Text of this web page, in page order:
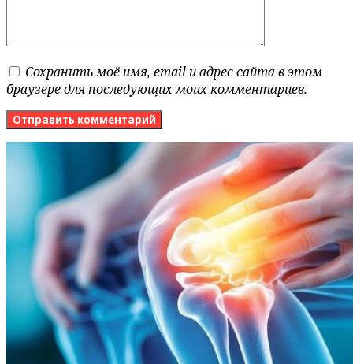
Сохранить моё имя, email и адрес сайта в этом
браузере для последующих моих комментариев.